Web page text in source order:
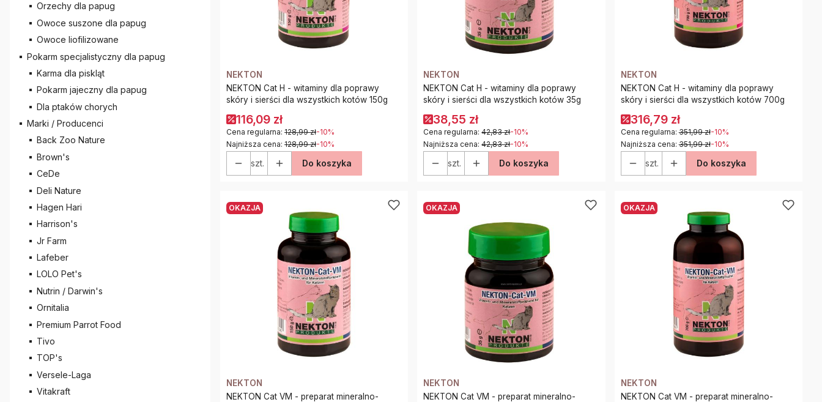
Orzechy dla papug
Owoce suszone dla papug
Owoce liofilizowane
Pokarm specjalistyczny dla papug
Karma dla piskląt
Pokarm jajeczny dla papug
Dla ptaków chorych
Marki / Producenci
Back Zoo Nature
Brown's
CeDe
Deli Nature
Hagen Hari
Harrison's
Jr Farm
Lafeber
LOLO Pet's
Nutrin / Darwin's
Ornitalia
Premium Parrot Food
Tivo
TOP's
Versele-Laga
Vitakraft
NEKTON
NEKTON Cat H - witaminy dla poprawy
skóry i sierści dla wszystkich kotów 150g
116,09 zł
Cena regularna: 128,99 zł-10%
Najniższa cena: 128,99 zł-10%
szt. Do koszyka
NEKTON
NEKTON Cat H - witaminy dla poprawy
skóry i sierści dla wszystkich kotów 35g
38,55 zł
Cena regularna: 42,83 zł-10%
Najniższa cena: 42,83 zł-10%
szt. Do koszyka
NEKTON
NEKTON Cat H - witaminy dla poprawy
skóry i sierści dla wszystkich kotów 700g
316,79 zł
Cena regularna: 351,99 zł-10%
Najniższa cena: 351,99 zł-10%
szt. Do koszyka
OKAZJA
NEKTON
NEKTON Cat VM - preparat mineralno-
OKAZJA
NEKTON
NEKTON Cat VM - preparat mineralno-
OKAZJA
NEKTON
NEKTON Cat VM - preparat mineralno-